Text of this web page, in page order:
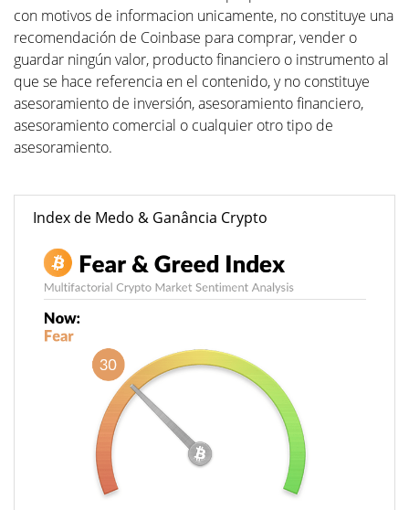
con motivos de informacion unicamente, no constituye una
recomendación de Coinbase para comprar, vender o
guardar ningún valor, producto financiero o instrumento al
que se hace referencia en el contenido, y no constituye
asesoramiento de inversión, asesoramiento financiero,
asesoramiento comercial o cualquier otro tipo de
asesoramiento.
Index de Medo & Ganância Crypto